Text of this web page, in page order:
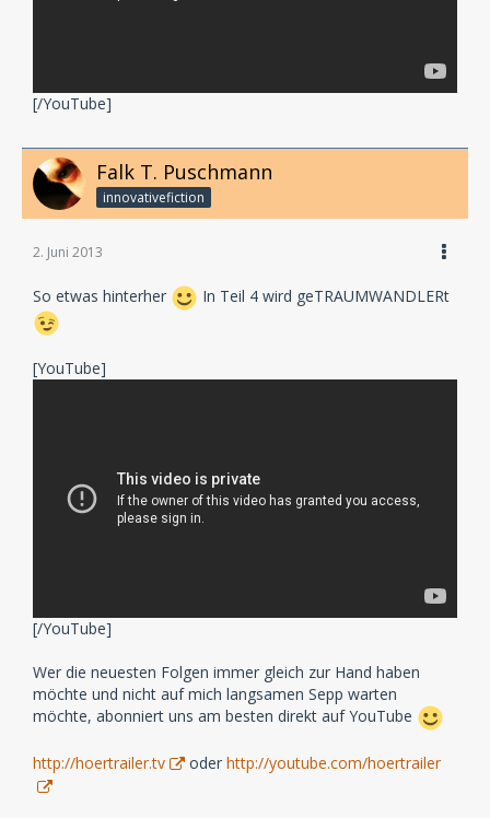
[/YouTube]
Falk T. Puschmann
innovativefiction
2. Juni 2013
So etwas hinterher In Teil 4 wird geTRAUMWANDLERt
[YouTube]
[/YouTube]
Wer die neuesten Folgen immer gleich zur Hand haben
möchte und nicht auf mich langsamen Sepp warten
möchte, abonniert uns am besten direkt auf YouTube
http://hoertrailer.tv oder http://youtube.com/hoertrailer